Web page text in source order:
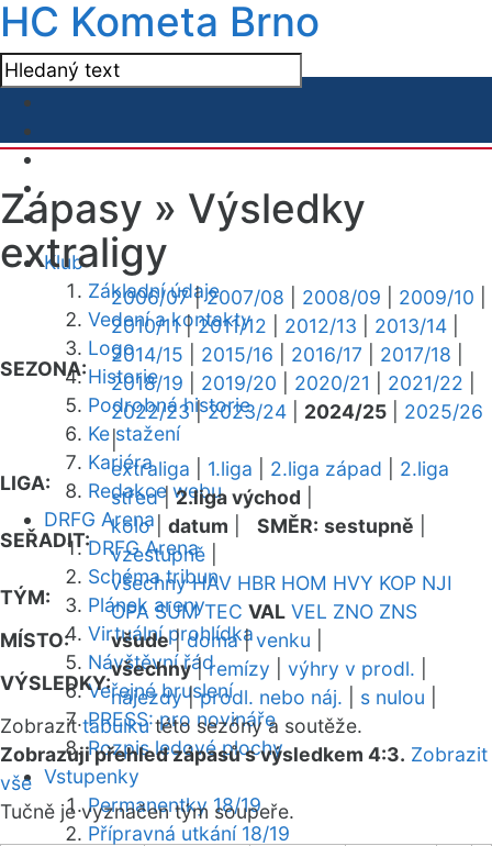
HC Kometa Brno
Klub
Základní údaje
Vedení a kontakty
Logo
Historie
Podrobná historie
Ke stažení
Kariéra
Redakce webu
DRFG Arena
DRFG Arena
Schéma tribun
Plánek areny
Virtuální prohlídka
Návštěvní řád
Veřejné bruslení
PRESS: pro novináře
Rozpis ledové plochy
Vstupenky
Permanentky 18/19
Přípravná utkání 18/19
Zápasy » Výsledky
extraligy
SEZONA:
2006/07|2007/08 2008/09 2009/10
2010/11|2011/12 2012/13 2013/14
2014/15
2015/16 2016/17 2017/18
2018/19
2019/20 2020/21 2021/22
2022/23|2023/24 2024/25
2025/26
|
LIGA:
extraliga 1.liga 2.liga západ
2.liga
střed|2.liga východ
SEŘADIT:
kolo| datum SMĚR: sestupně
vzestupně
TÝM:
všechny HAV HBR HOM HVY KOP NJI
OPA SUM TEC VAL VEL ZNO ZNS
MÍSTO:
všude|doma|venku
VÝSLEDKY:
všechny|remízy výhry v prodl.
nájezdy|prodl. nebo náj. s nulou
Zobrazittabulkutéto sezóny a soutěže.
Zobrazuji přehled zápasů s výsledkem 4:3. Zobrazit
vše
Tučně je vyznačen tým soupeře.